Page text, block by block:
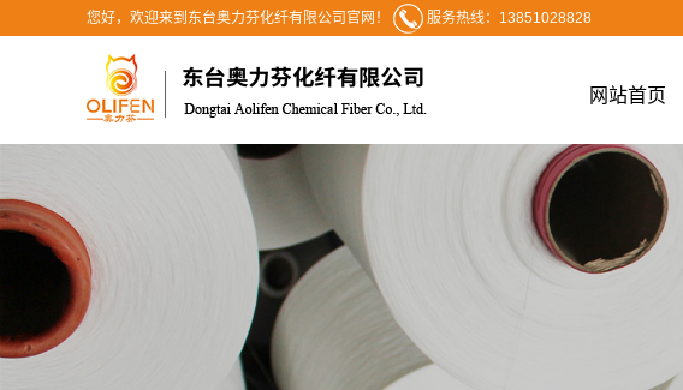
您好，欢迎来到东台奥力芬化纤有限公司官网！ 服务热线：13851028828
网站首页